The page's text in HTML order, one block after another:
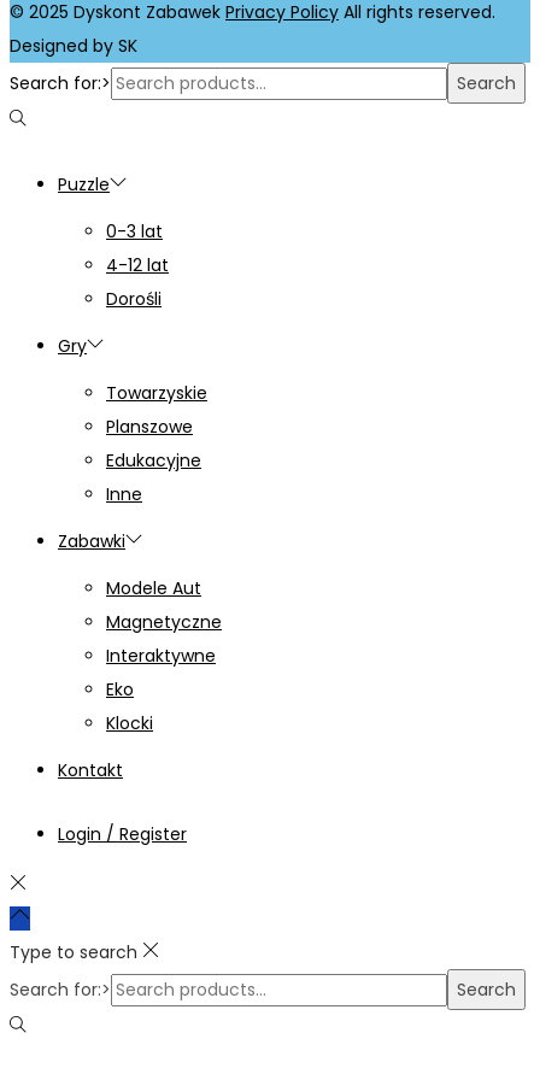
© 2025 Dyskont Zabawek Privacy Policy All rights reserved.
Designed by SK
Search for:>
Search
Puzzle
0-3 lat
4-12 lat
Dorośli
Gry
Towarzyskie
Planszowe
Edukacyjne
Inne
Zabawki
Modele Aut
Magnetyczne
Interaktywne
Eko
Klocki
Kontakt
Login / Register
Type to search
Search for:>
Search